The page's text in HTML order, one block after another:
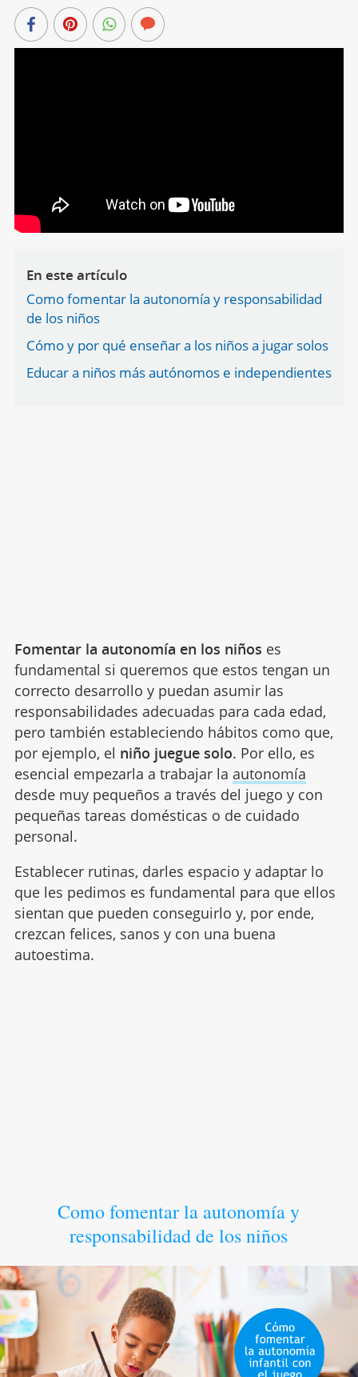
En este artículo
Como fomentar la autonomía y responsabilidad
de los niños
Cómo y por qué enseñar a los niños a jugar solos
Educar a niños más autónomos e independientes
Fomentar la autonomía en los niños es
fundamental si queremos que estos tengan un
correcto desarrollo y puedan asumir las
responsabilidades adecuadas para cada edad,
pero también estableciendo hábitos como que,
por ejemplo, el niño juegue solo. Por ello, es
esencial empezarla a trabajar la autonomía
desde muy pequeños a través del juego y con
pequeñas tareas domésticas o de cuidado
personal.
Establecer rutinas, darles espacio y adaptar lo
que les pedimos es fundamental para que ellos
sientan que pueden conseguirlo y, por ende,
crezcan felices, sanos y con una buena
autoestima.
Como fomentar la autonomía y
responsabilidad de los niños